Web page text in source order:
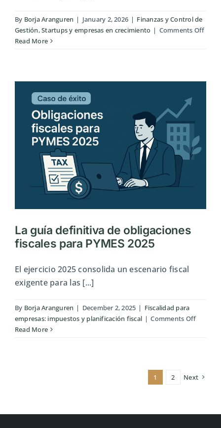
By Borja Aranguren | January 2, 2026 | Finanzas y Control de
Gestión,Startups y empresas en crecimiento | Comments Offon
anual
Read More
La guía definitiva de obligaciones
fiscales para PYMES 2025
El ejercicio 2025 consolida un escenario fiscal
exigente para las [...]
By Borja Aranguren | December 2, 2025 | Fiscalidad para
empresas: impuestos y planificación fiscal | Comments Offon
2025
Read More
1 2 Next